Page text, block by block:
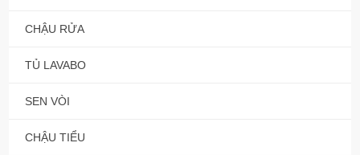
CHẬU RỬA
TỦ LAVABO
SEN VÒI
CHẬU TIỂU